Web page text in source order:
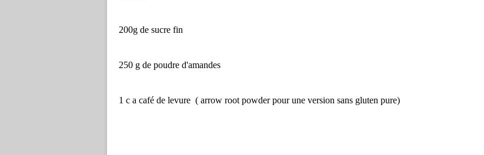
200g de sucre fin
250 g de poudre d'amandes
1 c a café de levure ( arrow root powder pour une version sans gluten pure)